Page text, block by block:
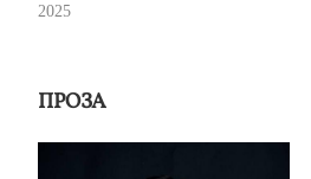
2025
ПРОЗА